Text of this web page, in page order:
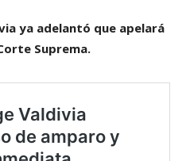
ya adelantó que apelará
Suprema.